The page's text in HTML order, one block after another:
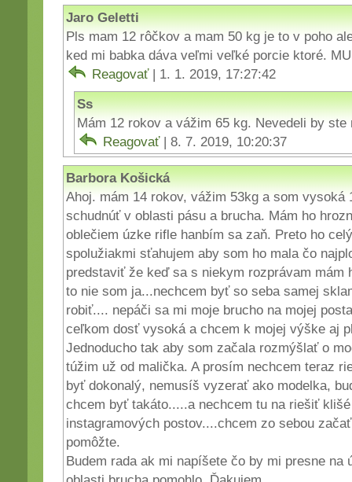
Jaro Geletti
Pls mam 12 rôčkov a mam 50 kg je to v poho
ked mi babka dáva veľmi veľké porcie ktoré.
Reagovať | 1. 1. 2019, 17:27:42
Ss
Mám 12 rokov a vážim 65 kg. Nevedeli by
Reagovať | 8. 7. 2019, 10:20:37
Barbora Košická
Ahoj. mám 14 rokov, vážim 53kg a som vysoká
schudnúť v oblasti pásu a brucha. Mám ho
oblečiem úzke rifle hanbím sa zaň. Preto ho
spolužiakmi sťahujem aby som ho mala čo
predstaviť že keď sa s niekym rozprávam mám
to nie som ja...nechcem byť so seba samej
robiť.... nepáči sa mi moje brucho na mojej
ceľkom dosť vysoká a chcem k mojej výške aj
Jednoducho tak aby som začala rozmýšlať o
túžim už od malička. A prosím nechcem teraz
byť dokonalý, nemusíš vyzerať ako modelka,
chcem byť takáto.....a nechcem tu na riešiť
instagramových postov....chcem zo sebou
pomôžte.
Budem rada ak mi napíšete čo by mi presne na